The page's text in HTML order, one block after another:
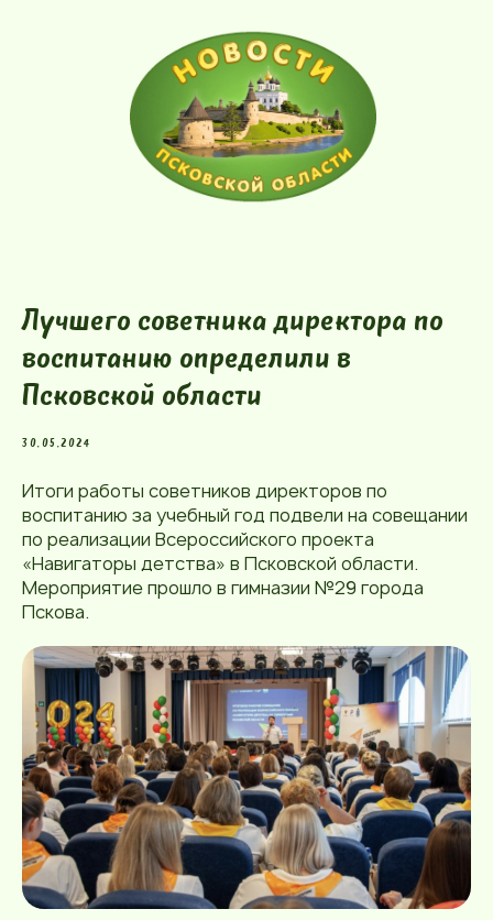
Лучшего советника директора по
воспитанию определили в
Псковской области
30.05.2024
Итоги работы советников директоров по
воспитанию за учебный год подвели на совещании
по реализации Всероссийского проекта
«Навигаторы детства» в Псковской области.
Мероприятие прошло в гимназии №29 города
Пскова.